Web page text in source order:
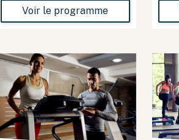
Voir le programme